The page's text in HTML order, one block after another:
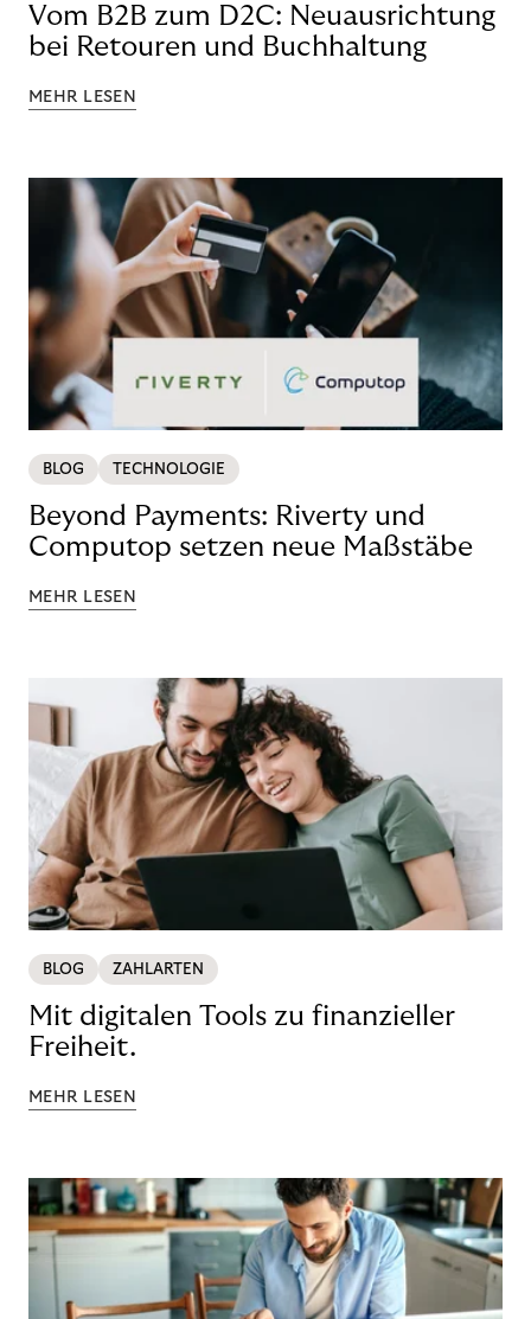
Vom B2B zum D2C: Neuausrichtung
bei Retouren und Buchhaltung
MEHR LESEN
BLOG TECHNOLOGIE
Beyond Payments: Riverty und
Computop setzen neue Maßstäbe
MEHR LESEN
BLOG ZAHLARTEN
Mit digitalen Tools zu finanzieller
Freiheit.
MEHR LESEN